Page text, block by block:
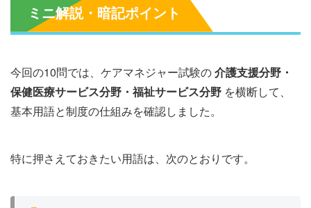
ミニ解説・暗記ポイント
今回の10問では、ケアマネジャー試験の介護支援分野・
保健医療サービス分野・福祉サービス分野 を横断して、
基本用語と制度の仕組みを確認しました。
特に押さえておきたい用語は、次のとおりです。